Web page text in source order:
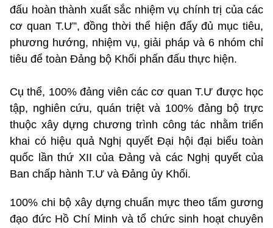
đấu hoàn thành xuất sắc nhiệm vụ chính trị của các
cơ quan T.Ư”, đồng thời thể hiện đẩy đủ mục tiêu,
phương hướng, nhiệm vụ, giải pháp và 6 nhóm chỉ
tiêu để toàn Đảng bộ Khối phấn đấu thực hiện.
Cụ thể, 100% đảng viên các cơ quan T.Ư được học
tập, nghiên cứu, quán triệt và 100% đảng bộ trực
thuộc xây dựng chương trình công tác nhằm triển
khai có hiệu quả Nghị quyết Đại hội đại biểu toàn
quốc lần thứ XII của Đảng và các Nghị quyết của
Ban chấp hành T.Ư và Đảng ủy Khối.
100% chi bộ xây dựng chuẩn mực theo tấm gương
đạo đức Hồ Chí Minh và tổ chức sinh hoạt chuyên